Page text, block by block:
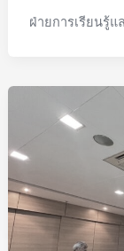
ฝ่ายการเรียนรู้แ